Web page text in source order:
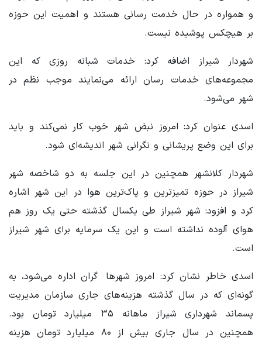
و همواره در حال خدمت رسانی هستند و اهمیت این حوزه
بر هیچکس پوشیده نیست.
شهردار شیراز اضافه کرد: خدمات شبانه روزی که این
مجموعه‌های خدمات رسان ارائه می‌نمایند موجب نظم در
شهر می‌شود.
اسدی عنوان کرد: امروز نبض شهر خوب کار نمی‌کند و باید
برای این وضع پریشانی و نگرانی شهر اندیشه‌ای شود.
شهردار کلانشهر همچنین در این جلسه به دو شاخصه شهر
شیراز در حوزه تمیزترین و پاک‌ترین هوا در این شهر اشاره
کرد و افزود: شهر شیراز طی یکسال گذشته حتی یک روز هم
هوای آلوده نداشته است و این یک سرمایه برای شهر شیراز
است.
اسدی خاطر نشان کرد: امروز شهرها گران اداره می‌شود، به
گونه‌ای که در سال گذشته هزینه‌های جاری سازمان مدیریت
پسماند شهرداری شیراز ماهانه ۳۵ میلیارد تومان بود.
همچنین در سال جاری بیش از ۸۰ میلیارد تومان هزینه